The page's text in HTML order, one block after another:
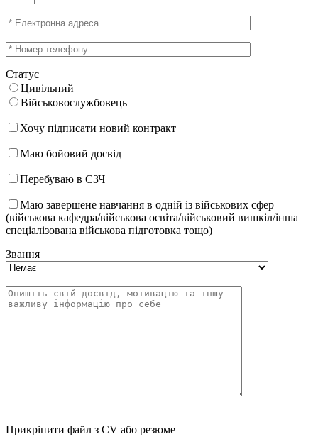
Статус
Цивільний
Військовослужбовець
Хочу підписати новий контракт
Маю бойовий досвід
Перебуваю в СЗЧ
Маю завершене навчання в одній із військових сфер
(військова кафедра/військова освіта/військовий вишкіл/інша
спеціалізована військова підготовка тощо)
Звання
Прикріпити файл з CV або резюме